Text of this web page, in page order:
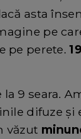
asta
pe
pe perete.
9 seara.
difuze și
văzut